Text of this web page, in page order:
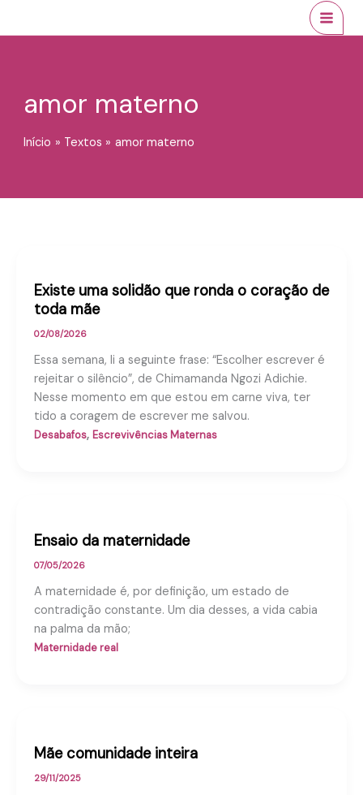
amor materno
Início Textos amor materno
Existe uma solidão que ronda o coração de
toda mãe
02/08/2026
Essa semana, li a seguinte frase: “Escolher escrever é
rejeitar o silêncio”, de Chimamanda Ngozi Adichie.
Nesse momento em que estou em carne viva, ter
tido a coragem de escrever me salvou.
Desabafos, Escrevivências Maternas
Ensaio da maternidade
07/05/2026
A maternidade é, por definição, um estado de
contradição constante. Um dia desses, a vida cabia
na palma da mão;
Maternidade real
Mãe comunidade inteira
29/11/2025